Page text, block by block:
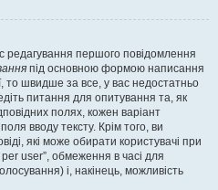
редагування першого повідомлення
під основною формою написання
то швидше за все, у вас недостатньо
питання для опитування та, як
полях, кожен варіант
вводу тексту. Крім того, ви
які може обирати користувачі при
user”, обмеження в часі для
і, накінець, можливість